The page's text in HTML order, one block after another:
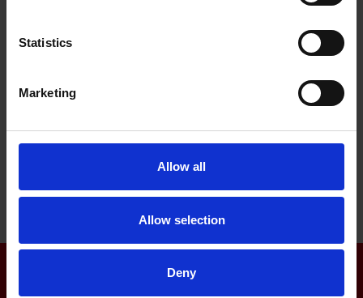
Statistics
Marketing
Allow all
Allow selection
Deny
Vi är väldigt stolta att kunna presentera ett stort
produkter till, bland annat, Krone, Dieteg, Elektron
Spelle, Nordson, Komatsu, Scania Omni, Zoeller
Tech, ABB, Bombardier Transportation, Overaasen,
Cargotec, Glova Rail, Indexator och många fler.